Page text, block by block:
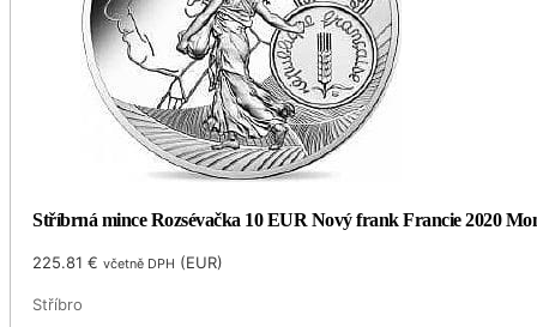
Stříbrná mince Rozsévačka 10 EUR Nový frank Francie 2020
225.81€ včetně DPH (EUR)
Stříbro